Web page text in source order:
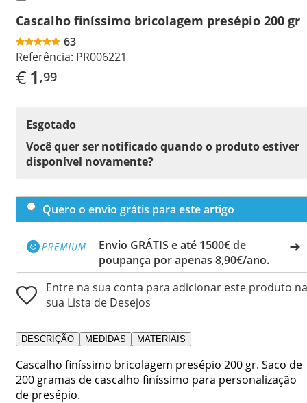
Cascalho finíssimo bricolagem presépio 200 gr
63
Referência: PR006221
€1 ,99
Esgotado
Você quer ser notificado quando o produto estiver
disponível novamente?
Quero o envio grátis para este artigo
Envio GRÁTIS e até 1500€ de
poupança por apenas 8,90€/ano.
Entre na sua conta para adicionar este produto na
sua Lista de Desejos
DESCRIÇÃO MEDIDAS MATERIAIS
Cascalho finíssimo bricolagem presépio 200 gr. Saco de
200 gramas de cascalho finíssimo para personalização
de presépio.